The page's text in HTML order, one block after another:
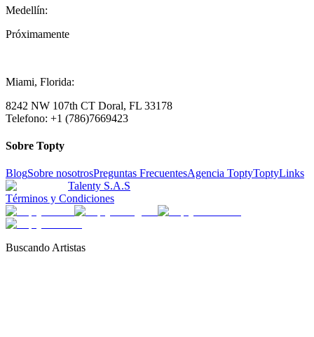
Medellín:
Próximamente
Miami, Florida:
8242 NW 107th CT Doral, FL 33178
Telefono: +1 (786)7669423
Sobre Topty
BlogSobre nosotrosPreguntas FrecuentesAgencia ToptyToptyLinks
Talenty S.A.S
Términos y Condiciones
Buscando Artistas